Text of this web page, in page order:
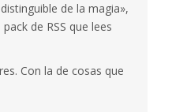
de la magia»,
de RSS que lees
Con la de cosas que